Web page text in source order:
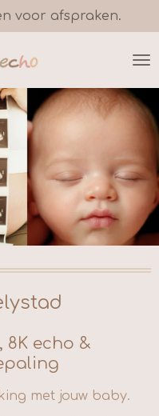
voor afspraken.
8K echo &
met jouw baby.